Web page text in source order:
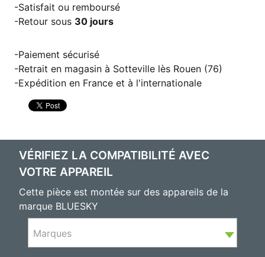
Satisfait ou remboursé
Retour sous 30 jours
Paiement sécurisé
Retrait en magasin à Sotteville lès Rouen (76)
Expédition en France et à l'internationale
VÉRIFIEZ LA COMPATIBILITÉ AVEC
VOTRE APPAREIL
Cette pièce est montée sur des appareils de la
marque BLUESKY
Marques